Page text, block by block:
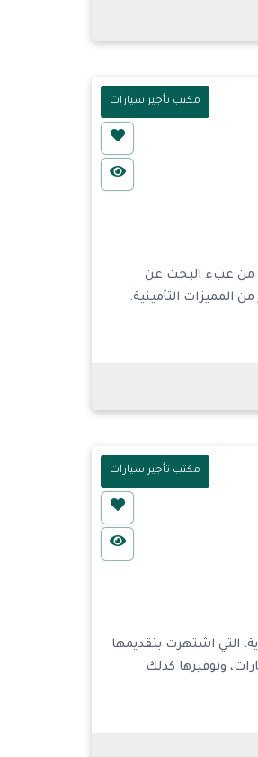
مكتب تأجير سيارات
من عبء البحث عن
التأمينية.
مكتب تأجير سيارات
السعودية، التي اشتهرت بتقديمها
وتوفيرها كذلك